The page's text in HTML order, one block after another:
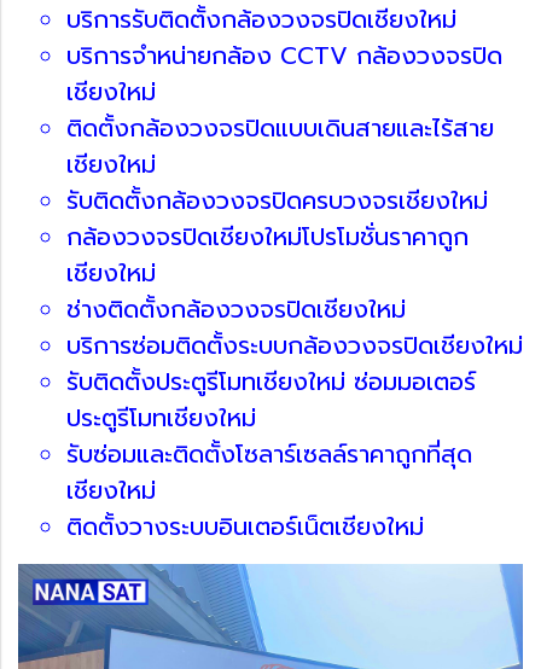
บริการรับติดตั้งกล้องวงจรปิดเชียงใหม่
บริการจำหน่ายกล้อง CCTV กล้องวงจรปิด
เชียงใหม่
ติดตั้งกล้องวงจรปิดแบบเดินสายและไร้สาย
เชียงใหม่
รับติดตั้งกล้องวงจรปิดครบวงจรเชียงใหม่
กล้องวงจรปิดเชียงใหม่โปรโมชั่นราคาถูก
เชียงใหม่
ช่างติดตั้งกล้องวงจรปิดเชียงใหม่
บริการซ่อมติดตั้งระบบกล้องวงจรปิดเชียงใหม่
รับติดตั้งประตูรีโมทเชียงใหม่ ซ่อมมอเตอร์
ประตูรีโมทเชียงใหม่
รับซ่อมและติดตั้งโซลาร์เซลล์ราคาถูกที่สุด
เชียงใหม่
ติดตั้งวางระบบอินเตอร์เน็ตเชียงใหม่